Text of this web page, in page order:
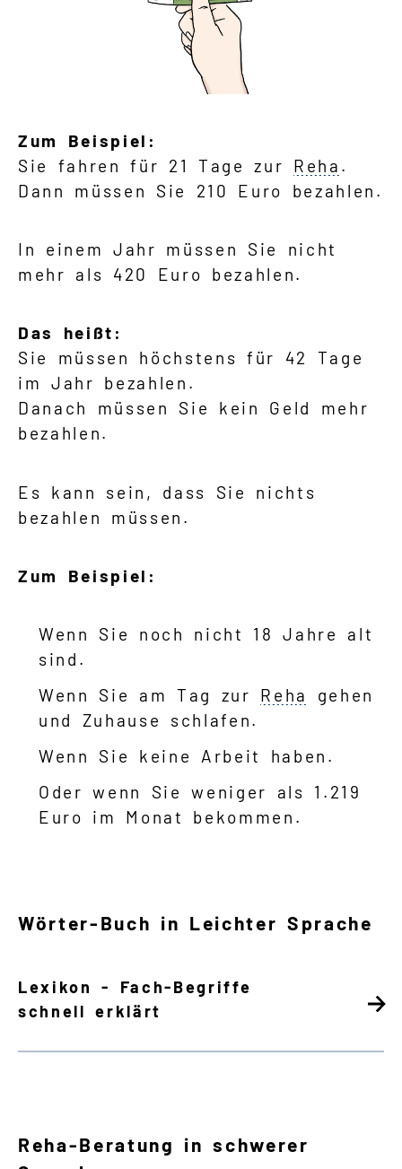
Zum Beispiel:
Sie fahren für 21 Tage zur Reha .
Dann müssen Sie 210 Euro bezahlen.
In einem Jahr müssen Sie nicht
mehr als 420 Euro bezahlen.
Das heißt:
Sie müssen höchstens für 42 Tage
im Jahr bezahlen.
Danach müssen Sie kein Geld mehr
bezahlen.
Es kann sein, dass Sie nichts
bezahlen müssen.
Zum Beispiel:
Wenn Sie noch nicht 18 Jahre alt
sind.
Wenn Sie am Tag zur Reha
gehen
und Zuhause schlafen.
Wenn Sie keine Arbeit haben.
Oder wenn Sie weniger als 1.219
Euro im Monat bekommen.
Wörter-Buch in Leichter Sprache
Lexikon - Fach-Begriffe
schnell erklärt
Reha-Beratung in schwerer